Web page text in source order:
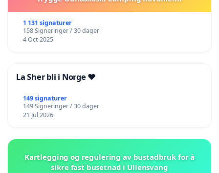
1 131 signaturer
158 Signeringer / 30 dager
4 Oct 2025
La Sher bli i Norge ❤️
149 signaturer
149 Signeringer / 30 dager
21 Jul 2026
Kartlegging og regulering av bustadbruk for å
sikre fast busetnad i Ullensvang